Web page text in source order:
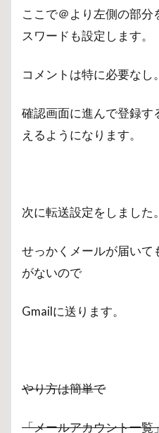
ここで＠より左側の部
スワードも設定します。
コメントは特に必要なし。
確認画面に進んで登録す
えるようになります。
次に転送設定をしました。
せっかくメールが届いて
がないので
Gmailに送ります。
やり方は簡単で
「メールアカウント一覧